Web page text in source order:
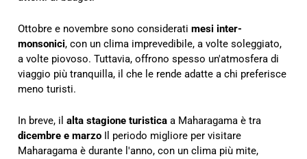
Ottobre e novembre sono considerati mesi inter-
monsonici, con un clima imprevedibile, a volte soleggiato,
a volte piovoso. Tuttavia, offrono spesso un'atmosfera di
viaggio più tranquilla, il che le rende adatte a chi preferisce
meno turisti.
In breve, il alta stagione turistica a Maharagama è tra
dicembre e marzo Il periodo migliore per visitare
Maharagama è durante l'anno, con un clima più mite,